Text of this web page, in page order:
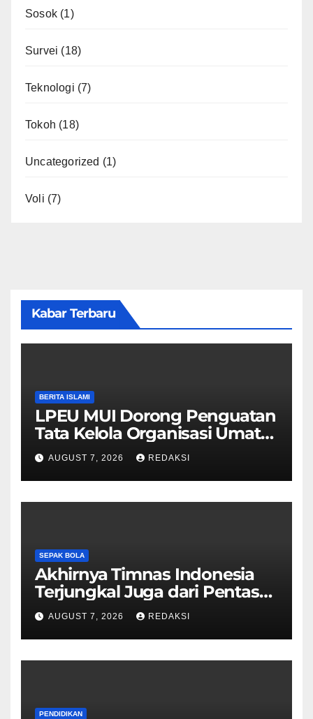
Sosok (1)
Survei (18)
Teknologi (7)
Tokoh (18)
Uncategorized (1)
Voli (7)
Kabar Terbaru
BERITA ISLAMI
LPEU MUI Dorong Penguatan
Tata Kelola Organisasi Umat
Lebih Profesional
AUGUST 7, 2026 REDAKSI
SEPAK BOLA
Akhirnya Timnas Indonesia
Terjungkal Juga dari Pentas
Piala AFF 2026
AUGUST 7, 2026 REDAKSI
PENDIDIKAN